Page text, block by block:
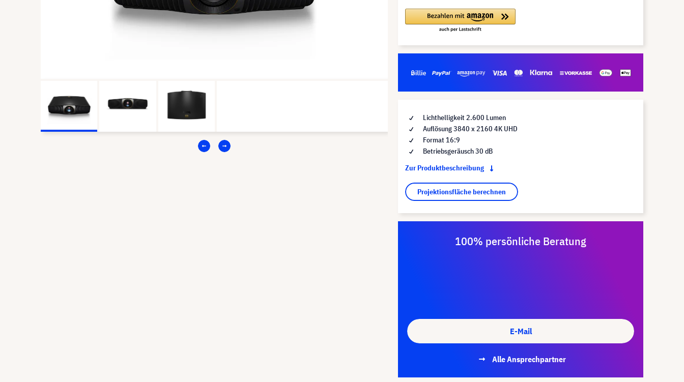
Lichthelligkeit 2.600 Lumen
Auflösung 3840 x 2160 4K UHD
Format 16:9
Betriebsgeräusch 30 dB
Zur Produktbeschreibung
Projektionsfläche berechnen
100% persönliche Beratung
E-Mail
Alle Ansprechpartner